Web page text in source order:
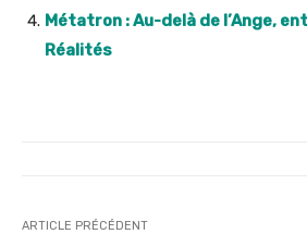
Métatron : Au-delà de l’Ange,
Réalités
ARTICLE PRÉCÉDENT